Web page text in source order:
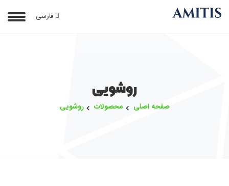
فارسی
روشویی
صفحه اصلی محصولات روشویی